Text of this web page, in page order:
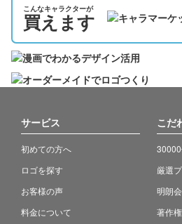
こんなキャラクターが
買えます
サービス
初めての方へ
ロゴを探す
お客様の声
料金について
こだ
厳選
明朗
著作